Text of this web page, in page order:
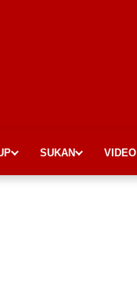
SUKAN VIDEO